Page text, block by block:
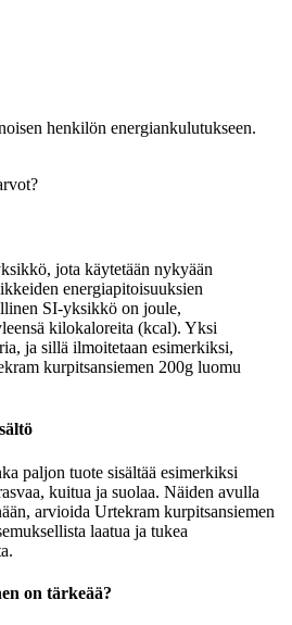
henkilön energiankulutukseen.
jota käytetään nykyään
energiapitoisuuksien
SI-yksikkö on joule,
kilokaloreita (kcal). Yksi
ja sillä ilmoitetaan esimerkiksi,
kurpitsansiemen 200g luomu
paljon tuote sisältää esimerkiksi
kuitua ja suolaa. Näiden avulla
arvioida Urtekram kurpitsansiemen
laatua ja tukea
on tärkeää?